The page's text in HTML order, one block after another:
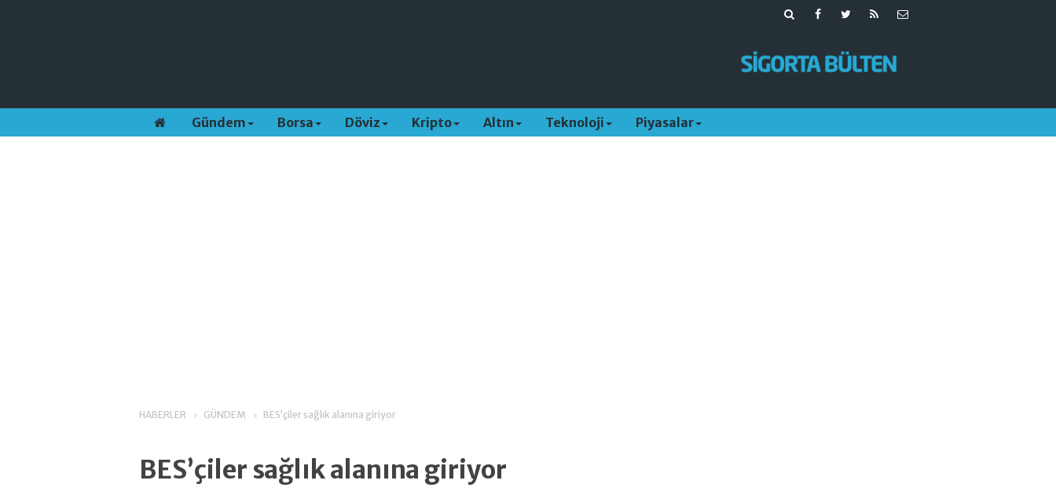
Gündem Borsa Döviz Kripto Altın Teknoloji Piyasalar
HABERLER GÜNDEM BES’çiler sağlık alanına giriyor
BES’çiler sağlık alanına giriyor